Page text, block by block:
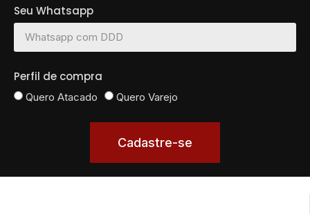
Seu Whatsapp
Perfil de compra
Quero Atacado Quero Varejo
Cadastre-se